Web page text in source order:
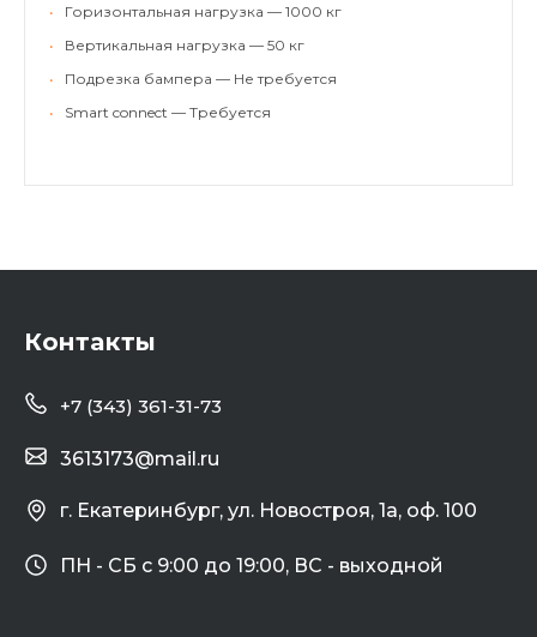
•
Горизонтальная нагрузка — 1000 кг
•
Вертикальная нагрузка — 50 кг
•
Подрезка бампера — Не требуется
•
Smart connect — Требуется
Контакты
+7 (343) 361-31-73
г. Екатеринбург, ул. Новостроя, 1а, оф. 100
3613173@mail.ru
ПН - СБ с 9:00 до 19:00, ВС - выходной